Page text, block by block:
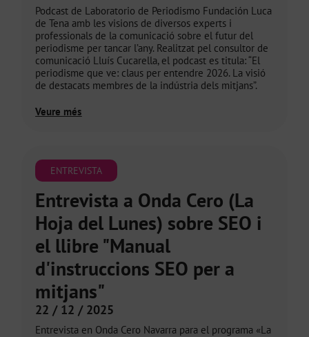
Podcast de Laboratorio de Periodismo Fundación Luca
de Tena amb les visions de diversos experts i
professionals de la comunicació sobre el futur del
periodisme per tancar l’any. Realitzat pel consultor de
comunicació Lluís Cucarella, el podcast es titula: “El
periodisme que ve: claus per entendre 2026. La visió
de destacats membres de la indústria dels mitjans”.
Veure més
ENTREVISTA
Entrevista a Onda Cero (La
Hoja del Lunes) sobre SEO i
el llibre "Manual
d'instruccions SEO per a
mitjans"
22 / 12 / 2025
Entrevista en Onda Cero Navarra para el programa «La